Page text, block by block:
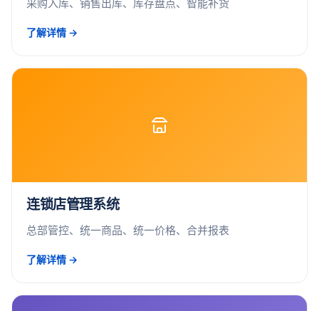
采购入库、销售出库、库存盘点、智能补货
了解详情 →
连锁店管理系统
总部管控、统一商品、统一价格、合并报表
了解详情 →